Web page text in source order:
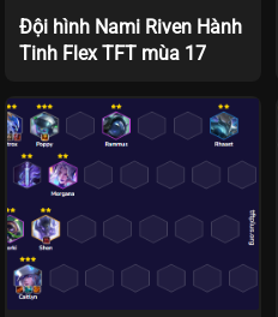
Đội hình Nami Riven Hành
Tinh Flex TFT mùa 17